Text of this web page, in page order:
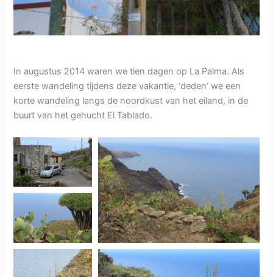
In augustus 2014 waren we tien dagen op La Palma. Als
eerste wandeling tijdens deze vakantie, ‘deden’ we een
korte wandeling langs de noordkust van het eiland, in de
buurt van het gehucht El Tablado.